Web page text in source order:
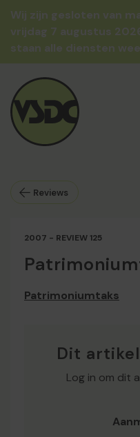
Wij zijn gesloten van
vrijdag 7 augustus
staan alle diensten
Reviews
2007 - REVIEW 125
Patrimoniumtaks
Dit
Log in om dit